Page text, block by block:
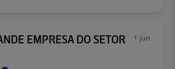
EMPRESA DO SETOR
1 jun